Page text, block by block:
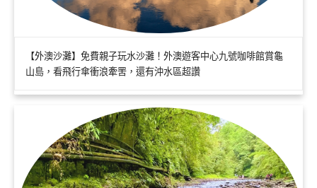
【外澳沙灘】免費親子玩水沙灘！外澳遊客中心九號咖啡館賞龜
山島，看飛行傘衝浪牽罟，還有沖水區超讚